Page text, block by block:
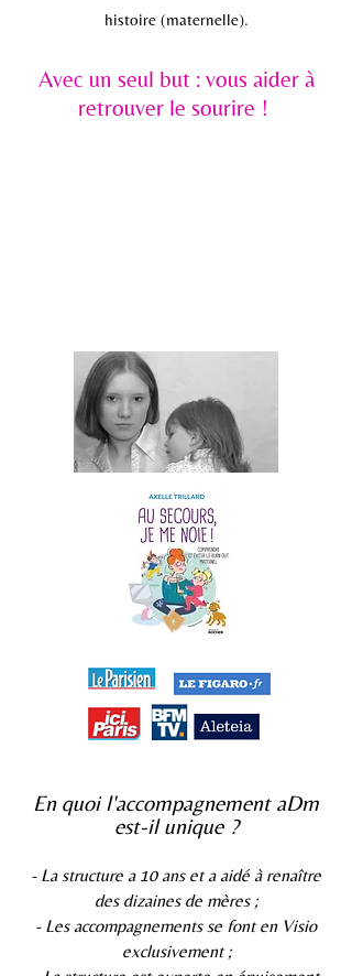
histoire (maternelle).
Avec un seul but:vous aider à
retrouver le sourire !
En quoi l'accompagnement aDm
est-il unique ?
- La structure a 10 ans et a aidé à renaître
des dizaines de mères ;
- Les accompagnements se font en Visio
exclusivement ;